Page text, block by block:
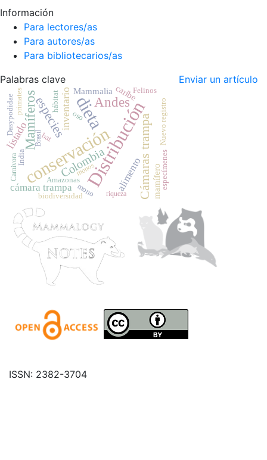
Información
Para lectores/as
Para autores/as
Para bibliotecarios/as
Palabras clave
Distribución
conservación
dieta
Mamíferos Andes
Cámaras trampa
especies
Colombia
listado
inventario
alimento
cámara trampa
caribe
mamífero
Mammalia
Amazonas
bat Nuevo registro
mono
oso
Felinos
biodiversidad
Dasypodidae hábitat
especímenes
primates
India
Carnivora
riqueza
monos
Brasil
Enviar un artículo
ISSN: 2382-3704